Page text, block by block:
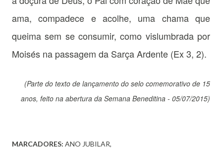
ama, compadece e acolhe, uma chama que
queima sem se consumir, como vislumbrada por
Moisés na passagem da Sarça Ardente (Ex 3, 2).
(Parte do texto de lançamento do selo comemorativo de 15
anos, feito na abertura da Semana Beneditina - 05/07/2015)
MARCADORES: ANO JUBILAR